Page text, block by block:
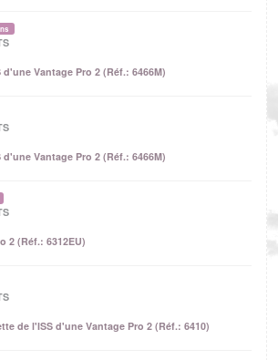
Vantage Pro 2 (Réf.: 6466M)
Vantage Pro 2 (Réf.: 6466M)
2 (Réf.: 6312EU)
de l'ISS d'une Vantage Pro 2 (Réf.: 6410)